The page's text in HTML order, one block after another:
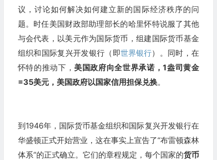
议，讨论如何解决如何建立新的国际经济秩序的问
题。时任美国财政部助理部长的哈里怀特说服了其他
与会代表，以美元作为国际货币，组建国际货币基金
组织和国际复兴开发银行（即世界银行）。同时，在
怀特的推动下， 美国政府向全世界承诺，1盎司黄金
=35美元，美国政府以国家信用担保兑换。
到1946年，国际货币基金组织和国际复兴开发银行在
华盛顿正式开始营业，这在事实上宣告了“布雷顿森林
体系”的正式确立。它们的章程规定，每个国家的货币